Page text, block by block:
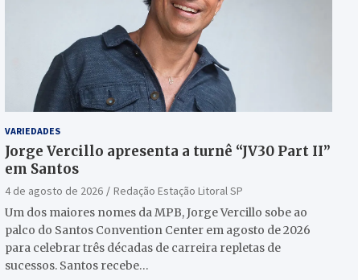
VARIEDADES
Jorge Vercillo apresenta a turnê “JV30 Part II”
em Santos
4 de agosto de 2026
Redação Estação Litoral SP
Um dos maiores nomes da MPB, Jorge Vercillo sobe ao
palco do Santos Convention Center em agosto de 2026
para celebrar três décadas de carreira repletas de
sucessos. Santos recebe…